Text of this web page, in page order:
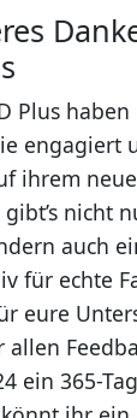
Plus haben
engagiert
ihrem
nicht
auch
für echte
eure
ein 365-